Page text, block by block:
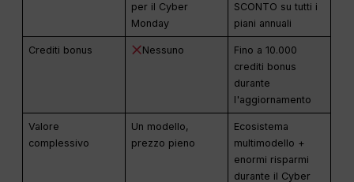
per il Cyber
Monday
SCONTO su tutti i
piani annuali
Crediti bonus Nessuno
Fino a 10.000
crediti bonus
durante
l'aggiornamento
Valore
complessivo
Un modello,
prezzo pieno
Ecosistema
multimodello +
enormi risparmi
durante il Cyber